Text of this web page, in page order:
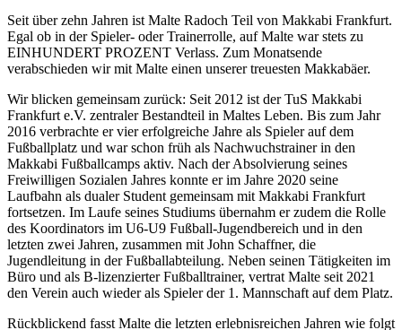
Seit über zehn Jahren ist Malte Radoch Teil von Makkabi Frankfurt.
Egal ob in der Spieler- oder Trainerrolle, auf Malte war stets zu
EINHUNDERT PROZENT Verlass. Zum Monatsende
verabschieden wir mit Malte einen unserer treuesten Makkabäer.
Wir blicken gemeinsam zurück: Seit 2012 ist der TuS Makkabi
Frankfurt e.V. zentraler Bestandteil in Maltes Leben. Bis zum Jahr
2016 verbrachte er vier erfolgreiche Jahre als Spieler auf dem
Fußballplatz und war schon früh als Nachwuchstrainer in den
Makkabi Fußballcamps aktiv. Nach der Absolvierung seines
Freiwilligen Sozialen Jahres konnte er im Jahre 2020 seine
Laufbahn als dualer Student gemeinsam mit Makkabi Frankfurt
fortsetzen. Im Laufe seines Studiums übernahm er zudem die Rolle
des Koordinators im U6-U9 Fußball-Jugendbereich und in den
letzten zwei Jahren, zusammen mit John Schaffner, die
Jugendleitung in der Fußballabteilung. Neben seinen Tätigkeiten im
Büro und als B-lizenzierter Fußballtrainer, vertrat Malte seit 2021
den Verein auch wieder als Spieler der 1. Mannschaft auf dem Platz.
Rückblickend fasst Malte die letzten erlebnisreichen Jahren wie folgt